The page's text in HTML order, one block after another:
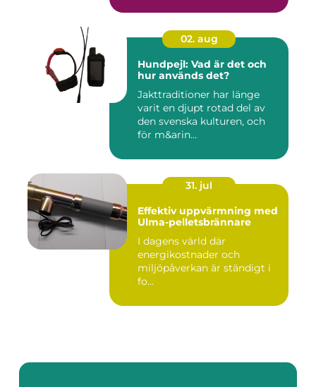
02. aug
Hundpejl: Vad är det och
hur används det?
Jakttraditioner har länge
varit en djupt rotad del av
den svenska kulturen, och
för m&arin...
31. jul
Effektiv uppvärmning med
Ulma-pelletsbrännare
I dagens värld där
energikostnader och
miljöpåverkan är ständigt i
fo...